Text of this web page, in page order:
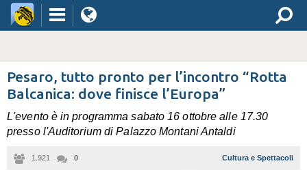
Pesaro, tutto pronto per l’incontro “Rotta
Balcanica: dove finisce l’Europa”
L'evento è in programma sabato 16 ottobre alle 17.30
presso l'Auditorium di Palazzo Montani Antaldi
1.921 0 Cultura e Spettacoli